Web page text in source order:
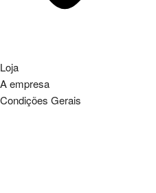
Loja
A empresa
Condições Gerais